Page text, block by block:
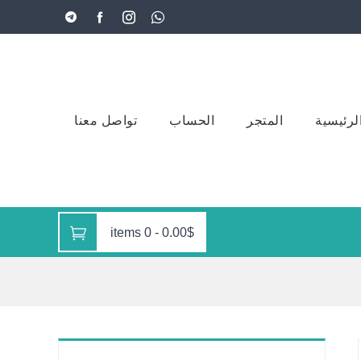
المتجر الحساب تواصل معنا
0.00$
-
0 items